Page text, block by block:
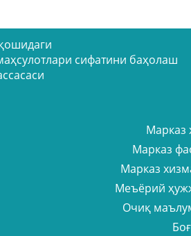
сифатини баҳолаш
Марказ
Марказ
Марказ
Меъёрий
Очиқ